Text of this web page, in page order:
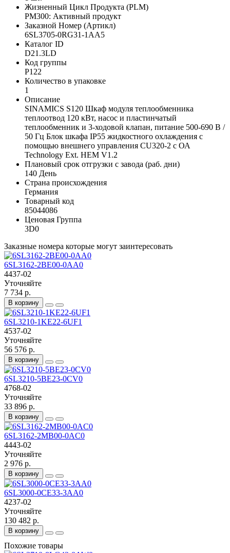
Жизненный Цикл Продукта (PLM)
PM300: Активный продукт
Заказной Номер (Артикл)
6SL3705-0RG31-1AA5
Каталог ID
D21.3LD
Код группы
P122
Количество в упаковке
1
Описание
SINAMICS S120 Шкаф модуля теплообменника
теплоотвод 120 кВт, насос и пластинчатый
теплообменник и 3-ходовой клапан, питание 500-690 В /
50 Гц Блок шкафа IP55 жидкостного охлаждения с
помощью внешнего управления CU320-2 с ОА
Technology Ext. HEM V1.2
Плановый срок отгрузки с завода (раб. дни)
140 День
Страна происхождения
Германия
Товарный код
85044086
Ценовая Группа
3D0
Заказные номера которые могут заинтересовать
6SL3162-2BE00-0AA0
4437-02
Уточняйте
7 734 р.
В корзину
6SL3210-1KE22-6UF1
4537-02
Уточняйте
56 576 р.
В корзину
6SL3210-5BE23-0CV0
4768-02
Уточняйте
33 896 р.
В корзину
6SL3162-2MB00-0AC0
4443-02
Уточняйте
2 976 р.
В корзину
6SL3000-0CE33-3AA0
4237-02
Уточняйте
130 482 р.
В корзину
Похожие товары